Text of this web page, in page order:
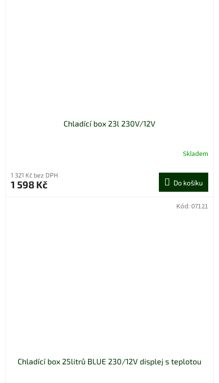
Chladící box 23l 230V/12V
Skladem
1 321 Kč bez DPH
1 598 Kč Do košíku
Chladící box 25litrů BLUE 230/12V displej s teplotou
Kód: 07121